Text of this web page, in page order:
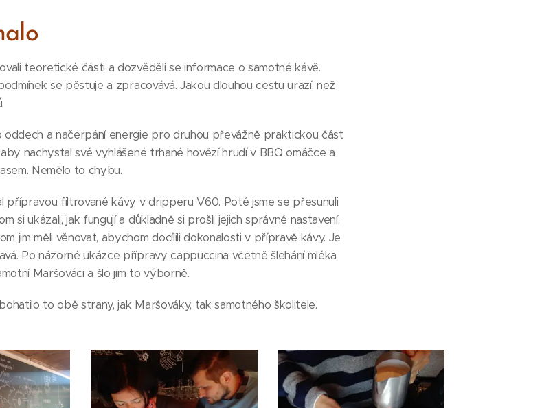
teoretické části a dozvěděli se informace o samotné kávě.
se pěstuje a zpracovává. Jakou dlouhou cestu urazí, než
oddech a načerpání energie pro druhou převážně praktickou část
nachystal své vyhlášené trhané hovězí hrudí v BBQ omáčce a
Nemělo to chybu.
přípravou filtrované kávy v dripperu V60. Poté jsme se přesunuli
si ukázali, jak fungují a důkladně si prošli jejich správné nastavení,
jim měli věnovat, abychom docílili dokonalosti v přípravě kávy. Je
Po názorné ukázce přípravy cappuccina včetně šlehání mléka
Maršováci a šlo jim to výborně.
to obě strany, jak Maršováky, tak samotného školitele.